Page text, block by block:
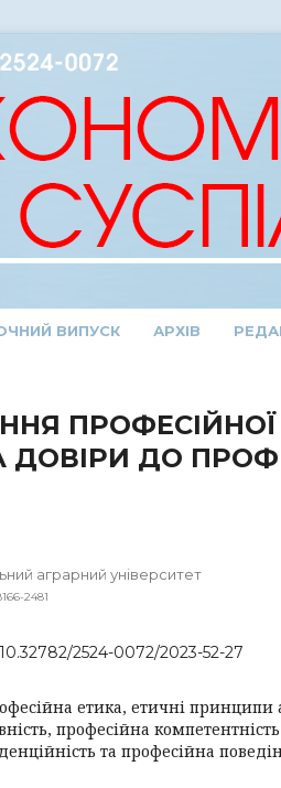
ВИПУСК АРХІВ
ДОВІРИ ДО
аграрний університет
2481
2524-0072/2023-52-27
етика, етичні принципи
професійна
та професійна